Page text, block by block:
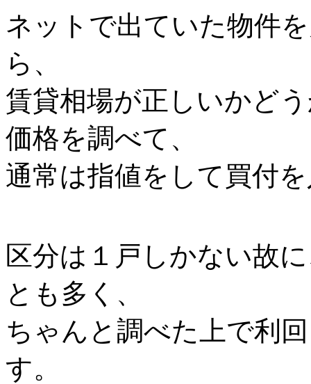
ネットで出ていた物件
ら、
賃貸相場が正しいかど
価格を調べて、
通常は指値をして買付
区分は１戸しかない故
とも多く、
ちゃんと調べた上で利
す。